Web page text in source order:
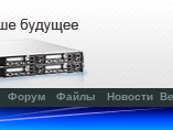
Форум Файлы Новости